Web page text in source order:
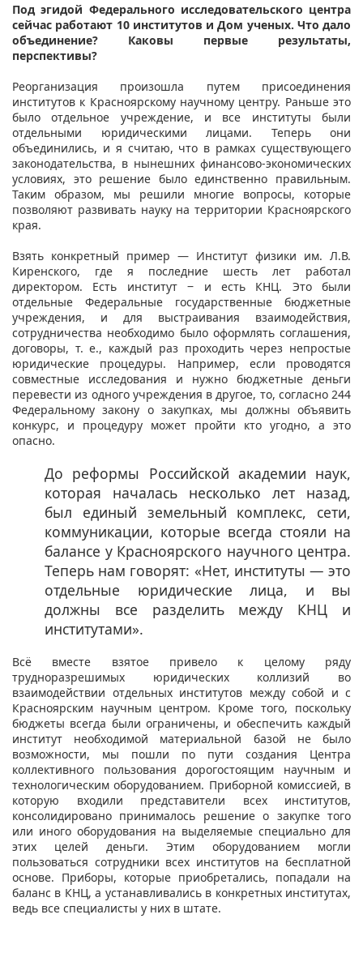
Под эгидой Федерального исследовательского центра
сейчас работают 10 институтов и Дом ученых. Что дало
объединение? Каковы первые результаты,
перспективы?
Реорганизация произошла путем присоединения
институтов к Красноярскому научному центру. Раньше это
было отдельное учреждение, и все институты были
отдельными юридическими лицами. Теперь они
объединились, и я считаю, что в рамках существующего
законодательства, в нынешних финансово-экономических
условиях, это решение было единственно правильным.
Таким образом, мы решили многие вопросы, которые
позволяют развивать науку на территории Красноярского
края.
Взять конкретный пример — Институт физики им. Л.В.
Киренского, где я последние шесть лет работал
директором. Есть институт ‒ и есть КНЦ. Это были
отдельные Федеральные государственные бюджетные
учреждения, и для выстраивания взаимодействия,
сотрудничества необходимо было оформлять соглашения,
договоры, т. е., каждый раз проходить через непростые
юридические процедуры. Например, если проводятся
совместные исследования и нужно бюджетные деньги
перевести из одного учреждения в другое, то, согласно 244
Федеральному закону о закупках, мы должны объявить
конкурс, и процедуру может пройти кто угодно, а это
опасно.
До реформы Российской академии наук,
которая началась несколько лет назад,
был единый земельный комплекс, сети,
коммуникации, которые всегда стояли на
балансе у Красноярского научного центра.
Теперь нам говорят: «Нет, институты — это
отдельные юридические лица, и вы
должны все разделить между КНЦ и
институтами».
Всё вместе взятое привело к целому ряду
трудноразрешимых юридических коллизий во
взаимодействии отдельных институтов между собой и с
Красноярским научным центром. Кроме того, поскольку
бюджеты всегда были ограничены, и обеспечить каждый
институт необходимой материальной базой не было
возможности, мы пошли по пути создания Центра
коллективного пользования дорогостоящим научным и
технологическим оборудованием. Приборной комиссией, в
которую входили представители всех институтов,
консолидировано принималось решение о закупке того
или иного оборудования на выделяемые специально для
этих целей деньги. Этим оборудованием могли
пользоваться сотрудники всех институтов на бесплатной
основе. Приборы, которые приобретались, попадали на
баланс в КНЦ, а устанавливались в конкретных институтах,
ведь все специалисты у них в штате.